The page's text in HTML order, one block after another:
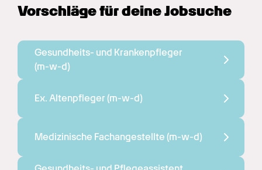
Vorschläge für deine Jobsuche
(m-w-d)
Ex. Altenpfleger (m-w-d)
Medizinische Fachangestellte (m-w-d)